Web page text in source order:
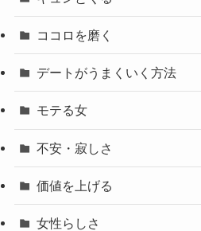
ココロを磨く
デートがうまくいく方法
モテる女
不安・寂しさ
価値を上げる
女性らしさ